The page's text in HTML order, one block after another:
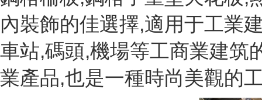
內裝飾的佳選擇,適用于工業
車站,碼頭,機場等工商業建筑
業產品,也是一種時尚美觀的